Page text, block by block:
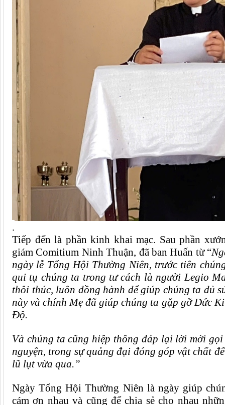
.
Tiếp đến là phầnkinh khai mạc. Sau phần
giám Comitium Ninh Thuận, đã ban Huấn từ “
ngày lễ Tổng Hội Thường Niên, trước tiên
qui tụ chúng ta trong tư cách là người Legio
thôi thúc, luôn đồng hành để giúp chúng ta đủ
này và chính Mẹ đã giúp chúng ta gặp gỡ Đức
Độ.
Và chúng ta cũng hiệp thông đáp lại lời mời
nguyện, trong sự quảng đại đóng góp vật chất
lũ lụt vừa qua.”
Ngày Tổng Hội Thường Niên là ngày giúp
cám ơn nhau và cũng để chia sẻ cho nhau